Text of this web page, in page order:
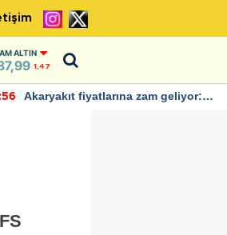
ALTIN
1,47
Akaryakıt fiyatlarına zam geliyor: